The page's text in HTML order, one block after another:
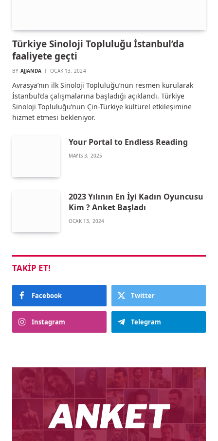
Türkiye Sinoloji Topluluğu İstanbul’da
faaliyete geçti
BY AJJANDA OCAK 13, 2024
Avrasya’nın ilk Sinoloji Topluluğu’nun resmen kurularak
İstanbul’da çalışmalarına başladığı açıklandı. Türkiye
Sinoloji Topluluğu’nun Çin-Türkiye kültürel etkileşimine
hizmet etmesi bekleniyor.
Your Portal to Endless Reading
MAYIS 3, 2025
2023 Yılının En İyi Kadın Oyuncusu
Kim ? Anket Başladı
OCAK 13, 2024
TAKIP ET!
Facebook Twitter
Instagram Telegram